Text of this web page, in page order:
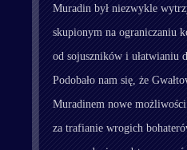
Muradin był niezwykle
skupionym na ograniczaniu
od sojuszników i ułatwianiu
Podobało nam się, że
Muradinem nowe
za trafianie wrogich